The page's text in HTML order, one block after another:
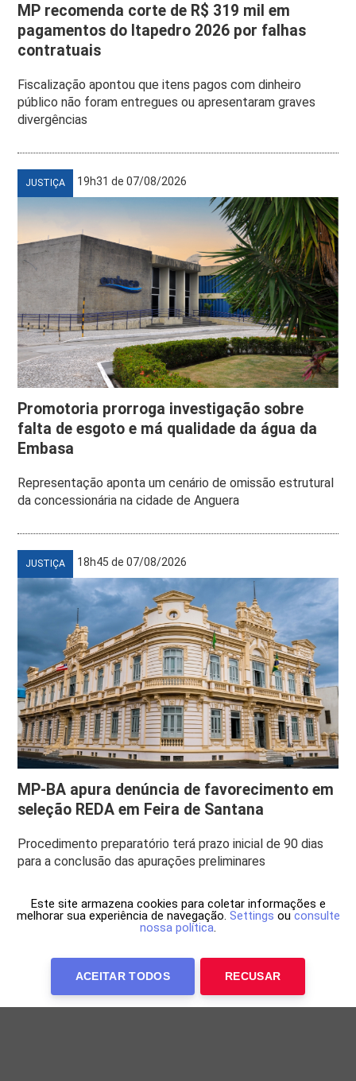
MP recomenda corte de R$ 319 mil em
pagamentos do Itapedro 2026 por falhas
contratuais
Fiscalização apontou que itens pagos com dinheiro
público não foram entregues ou apresentaram graves
divergências
JUSTIÇA 19h31 de 07/08/2026
Promotoria prorroga investigação sobre
falta de esgoto e má qualidade da água da
Embasa
Representação aponta um cenário de omissão estrutural
da concessionária na cidade de Anguera
JUSTIÇA 18h45 de 07/08/2026
MP-BA apura denúncia de favorecimento em
seleção REDA em Feira de Santana
Procedimento preparatório terá prazo inicial de 90 dias
para a conclusão das apurações preliminares
Este site armazena cookies para coletar informações e
melhorar sua experiência de navegação. Settings ou consulte
nossa política.
ACEITAR TODOS RECUSAR